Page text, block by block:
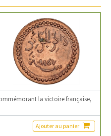
la victoire française,
Ajouter au panier